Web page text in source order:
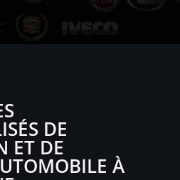
DE
ET DE
À